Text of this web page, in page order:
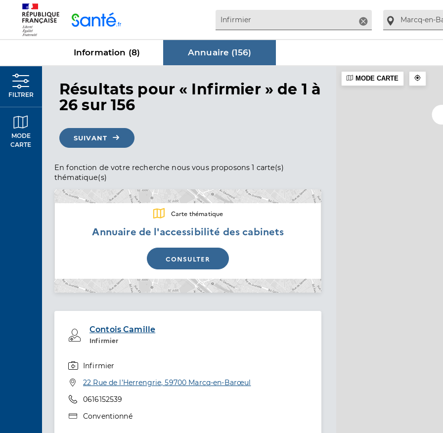
Supprimer
Information (8) Annuaire (156)
FILTRER
MODE
CARTE
Résultats dans Annuaire
pour « Infirmier » de 1 à
26 sur 156
SUIVANT
En fonction de votre recherche nous vous proposons 1 carte(s)
thématique(s)
Annuaire de l'accessibilité des cabinets
Carte thématique
CONSULTER
Contois Camille
Infirmier
Professionel de santé
Infirmier
Adresse
22 Rue de l’Herrengrie, 59700 Marcq-en-Barœul
Téléphone
0616152539
Type de convention
Conventionné
MODE CARTE
Panneau de gestion des cookies